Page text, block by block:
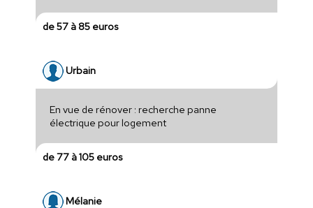
de 57 à 85 euros
Urbain
En vue de rénover : recherche panne
électrique pour logement
de 77 à 105 euros
Mélanie